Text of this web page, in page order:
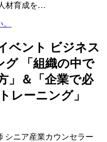
材育成を…
ベント ビジネス
グ 「組織の中で
」＆「企業で必
レーニング」
ニア産業カウンセラー